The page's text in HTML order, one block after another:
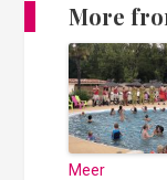
More
Meer